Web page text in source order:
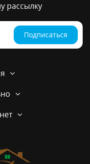
рассылку
Подписаться